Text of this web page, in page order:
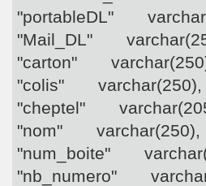
"portableDL"
"Mail_DL"
"carton"
"colis" varchar(250),
"cheptel"
"nom" varchar(250),
"num_boite"
"nb_numero"